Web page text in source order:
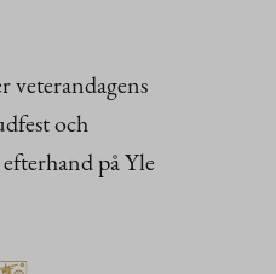
veterandagens
och
på Yle